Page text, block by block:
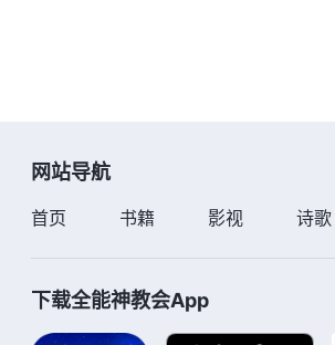
网站导航
首页 书籍 影视 诗歌
下载全能神教会App